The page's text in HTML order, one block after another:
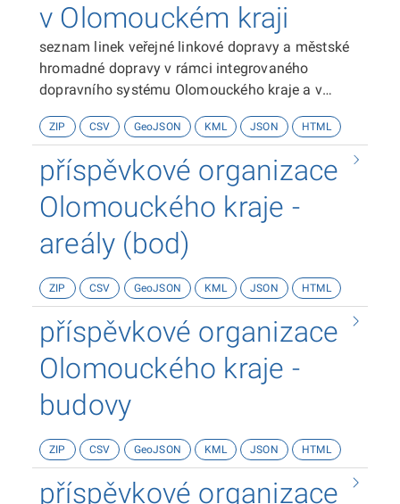
v Olomouckém kraji
seznam linek veřejné linkové dopravy a městské
hromadné dopravy v rámci integrovaného
dopravního systému Olomouckého kraje a v
ZIP CSV GeoJSON KML JSON HTML
příspěvkové organizace
Olomouckého kraje -
areály (bod)
ZIP CSV GeoJSON KML JSON HTML
příspěvkové organizace
Olomouckého kraje -
budovy
ZIP CSV GeoJSON KML JSON HTML
příspěvkové organizace